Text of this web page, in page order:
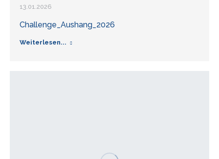
13.01.2026
Challenge_Aushang_2026
Weiterlesen...